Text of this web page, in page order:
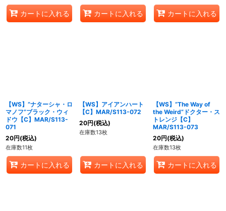
カートに入れる カートに入れる カートに入れる
【WS】“ナターシャ・ロ
マノフ”ブラック・ウィ
ドウ【C】MAR/S113-
071
20円(税込)
在庫数11枚
カートに入れる
【WS】アイアンハート
【C】MAR/S113-072
20円(税込)
在庫数13枚
カートに入れる
【WS】“The Way of
the Weird”ドクター・ス
トレンジ【C】
MAR/S113-073
20円(税込)
在庫数13枚
カートに入れる